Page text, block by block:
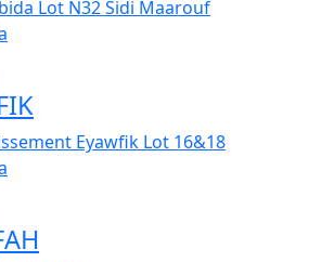
Lot N32 Sidi Maarouf
Eyawfik Lot 16&18